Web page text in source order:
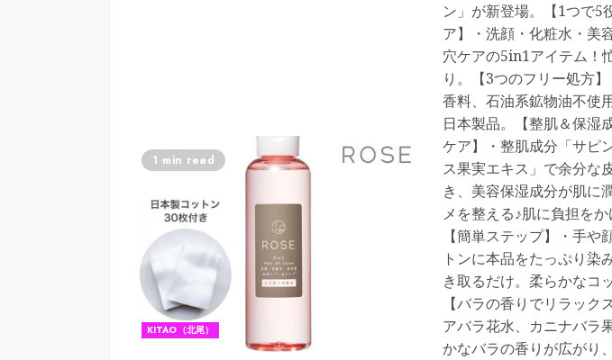
1 min read
KITAO（北尾）
ン」が新登場。【1つで5
ア】・洗顔・化粧水・美
穴ケアの5in1アイテム！
り。【3つのフリー処方
香料、石油系鉱物油不使
日本製品。【整肌＆保湿
ケア】・整肌成分「サピ
ス果実エキス」で余分な
き、美容保湿成分が肌に
メを整える♪肌に負担をか
【簡単ステップ】・手や
トンに本品をたっぷり染
き取るだけ。柔らかなコ
【バラの香りでリラック
アバラ花水、カニナバラ
かなバラの香りが広がり